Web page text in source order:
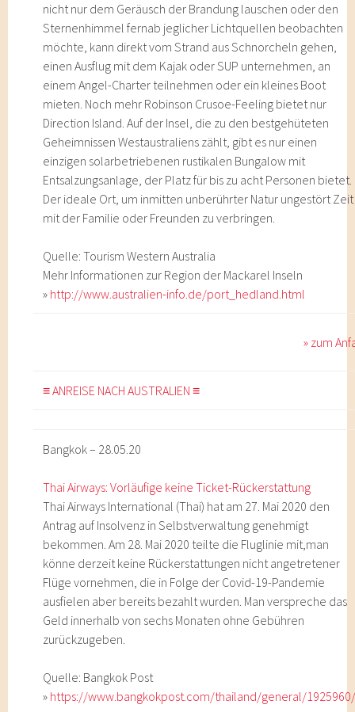
nicht nur dem Geräusch der Brandung lauschen oder den
Sternenhimmel fernab jeglicher Lichtquellen beobachten
möchte, kann direkt vom Strand aus Schnorcheln gehen,
einen Ausflug mit dem Kajak oder SUP unternehmen, an
einem Angel-Charter teilnehmen oder ein kleines Boot
mieten. Noch mehr Robinson Crusoe-Feeling bietet nur
Direction Island. Auf der Insel, die zu den bestgehüteten
Geheimnissen Westaustraliens zählt, gibt es nur einen
einzigen solarbetriebenen rustikalen Bungalow mit
Entsalzungsanlage, der Platz für bis zu acht Personen bietet.
Der ideale Ort, um inmitten unberührter Natur ungestört Zeit
mit der Familie oder Freunden zu verbringen.
Quelle: Tourism Western Australia
Mehr Informationen zur Region der Mackarel Inseln
» http://www.australien-info.de/port_hedland.html
» zum
≡ ANREISE NACH AUSTRALIEN ≡
Bangkok – 28.05.20
Thai Airways: Vorläufige keine Ticket-Rückerstattung
Thai Airways International (Thai) hat am 27. Mai 2020 den
Antrag auf Insolvenz in Selbstverwaltung genehmigt
bekommen. Am 28. Mai 2020 teilte die Fluglinie mit,man
könne derzeit keine Rückerstattungen nicht angetretener
Flüge vornehmen, die in Folge der Covid-19-Pandemie
ausfielen aber bereits bezahlt wurden. Man verspreche das
Geld innerhalb von sechs Monaten ohne Gebühren
zurückzugeben.
Quelle: Bangkok Post
» https://www.bangkokpost.com/thailand/general/